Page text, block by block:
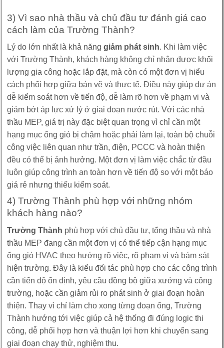
3) Vì sao nhà thầu và chủ đầu tư đánh giá cao
cách làm của Trường Thành?
Lý do lớn nhất là khả năng giảm phát sinh. Khi làm việc
với Trường Thành, khách hàng không chỉ nhận được khối
lượng gia công hoặc lắp đặt, mà còn có một đơn vị hiểu
cách phối hợp giữa bản vẽ và thực tế. Điều này giúp dự án
dễ kiểm soát hơn về tiến độ, dễ làm rõ hơn về phạm vi và
giảm bớt áp lực xử lý ở giai đoạn nước rút. Với các nhà
thầu MEP, giá trị này đặc biệt quan trọng vì chỉ cần một
hạng mục ống gió bị chậm hoặc phải làm lại, toàn bộ chuỗi
công việc liên quan như trần, điện, PCCC và hoàn thiện
đều có thể bị ảnh hưởng. Một đơn vị làm việc chắc từ đầu
luôn giúp công trình an toàn hơn về tiến độ so với một báo
giá rẻ nhưng thiếu kiểm soát.
4) Trường Thành phù hợp với những nhóm
khách hàng nào?
Trường Thành phù hợp với chủ đầu tư, tổng thầu và nhà
thầu MEP đang cần một đơn vị có thể tiếp cận hạng mục
ống gió HVAC theo hướng rõ việc, rõ phạm vi và bám sát
hiện trường. Đây là kiểu đối tác phù hợp cho các công trình
cần tiến độ ổn định, yêu cầu đồng bộ giữa xưởng và công
trường, hoặc cần giảm rủi ro phát sinh ở giai đoạn hoàn
thiện. Thay vì chỉ làm cho xong từng đoạn ống, Trường
Thành hướng tới việc giúp cả hệ thống đi đúng logic thi
công, dễ phối hợp hơn và thuận lợi hơn khi chuyển sang
giai đoạn chạy thử, nghiệm thu.